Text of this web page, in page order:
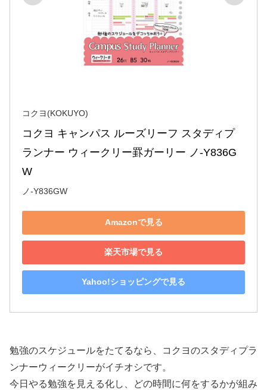
コクヨ(KOKUYO)
コクヨ キャンパス ルーズリーフ スタディプ
ランナー ウィークリー罫ガーリー ノ-Y836G
W
ノ-Y836GW
Amazonで見る
楽天市場で見る
Yahoo!ショッピングで見る
勉強のスケジュールをたてるなら、コクヨのスタディプラ
ンナーウィークリーがイチオシです。
今日やる勉強を見える化し、どの時間に何をするかが組み